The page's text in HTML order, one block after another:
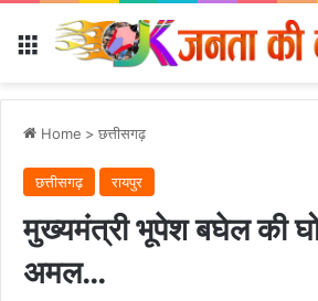
Menu
Home > छत्तीसगढ़
छत्तीसगढ़ रायपुर
मुख्यमंत्री भूपेश बघेल की
अमल…